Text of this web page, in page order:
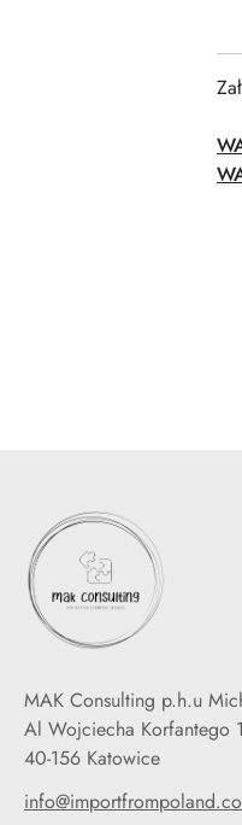
MAK Consulting p.h.u
Al Wojciecha Korfantego
40-156 Katowice